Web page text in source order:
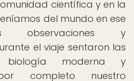
científica y en la
del mundo en ese
observaciones y
el viaje sentaron las
moderna y
completo nuestro